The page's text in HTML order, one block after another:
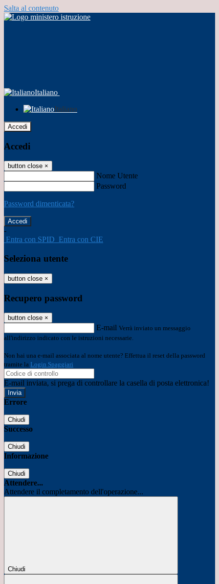
Salta al contenuto
Italiano
Italiano
Accedi
Accedi
button close ×
Nome Utente
Password
Password dimenticata?
-
Entra con SPID Entra con CIE
Seleziona utente
button close ×
Recupero password
button close ×
E-mail Verrà inviato un messaggio
all'indirizzo indicato con le istruzioni necessarie.
Non hai una e-mail associata al nome utente? Effettua il reset della password
tramite la Login Spaggiari
E-mail inviata, si prega di controllare la casella di posta elettronica!
Errore
Chiudi
Successo
Chiudi
Informazione
Chiudi
Attendere...
Attendere il completamento dell'operazione...
Chiudi